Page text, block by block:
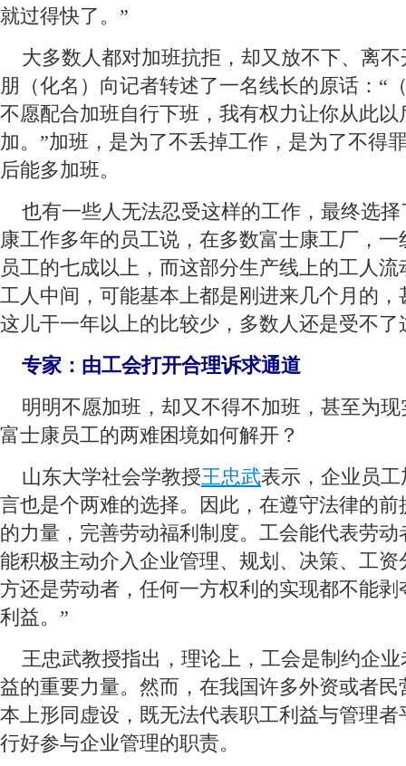
就过得快了。”
大多数人都对加班抗拒，却又放不下、离不
朋（化名）向记者转述了一名线长的原话：“
不愿配合加班自行下班，我有权力让你从此以
加。”加班，是为了不丢掉工作，是为了不得
后能多加班。
也有一些人无法忍受这样的工作，最终选择
康工作多年的员工说，在多数富士康工厂，
员工的七成以上，而这部分生产线上的工人
工人中间，可能基本上都是刚进来几个月的
这儿干一年以上的比较少，多数人还是受不了
专家：由工会打开合理诉求通道
明明不愿加班，却又不得不加班，甚至为现
富士康员工的两难困境如何解开？
山东大学社会学教授王忠武表示，企业员
言也是个两难的选择。因此，在遵守法律的
的力量，完善劳动福利制度。工会能代表劳
能积极主动介入企业管理、规划、决策、工资
方还是劳动者，任何一方权利的实现都不能
利益。”
王忠武教授指出，理论上，工会是制约企业
益的重要力量。然而，在我国许多外资或者
本上形同虚设，既无法代表职工利益与管理
行好参与企业管理的职责。